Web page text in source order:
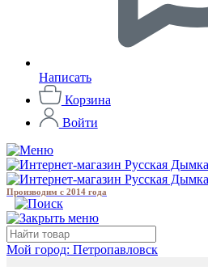
Написать
Корзина
Войти
Производим с 2014 года
Мой город: Петропавловск